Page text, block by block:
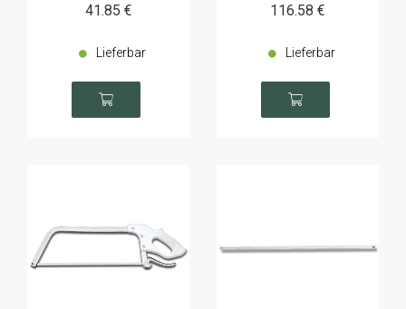
41.85 €
Lieferbar
116.58 €
Lieferbar